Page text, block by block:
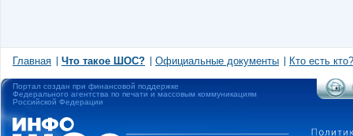
Главная Что такое ШОС? Официальные документы Кто есть кто?
Портал создан при финансовой поддержке
Федерального агентства по печати и массовым коммуникациям
Российской Федерации